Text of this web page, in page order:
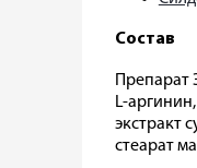
Состав
Препарат
L-
экстракт
стеарат